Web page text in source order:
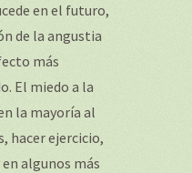
en el futuro,
de la angustia
más
El miedo a la
la mayoría al
hacer ejercicio,
algunos más